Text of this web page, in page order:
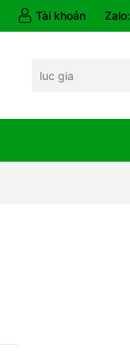
Tài khoản Zalo: